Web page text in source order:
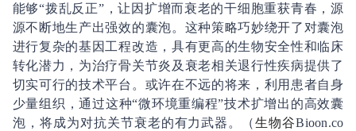
能够“拨乱反正”，让因扩增而衰老的干细胞重获青春，源
源不断地生产出强效的囊泡。这种策略巧妙绕开了对囊泡
进行复杂的基因工程改造，具有更高的生物安全性和临床
转化潜力，为治疗骨关节炎及衰老相关退行性疾病提供了
切实可行的技术平台。或许在不远的将来，利用患者自身
少量组织，通过这种“微环境重编程”技术扩增出的高效囊
泡，将成为对抗关节衰老的有力武器。（生物谷Bioon.co